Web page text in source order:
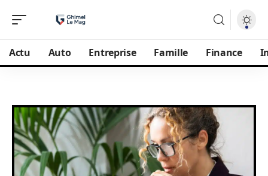
Actu Auto Entreprise Famille Finance